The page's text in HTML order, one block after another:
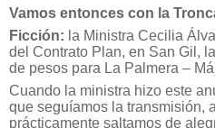
Vamos entonces con la
Ficción: la Ministra Cecilia
del Contrato Plan, en San Gil,
de pesos para La Palmera –
Cuando la ministra hizo este
que seguíamos la transmisión,
prácticamente saltamos de